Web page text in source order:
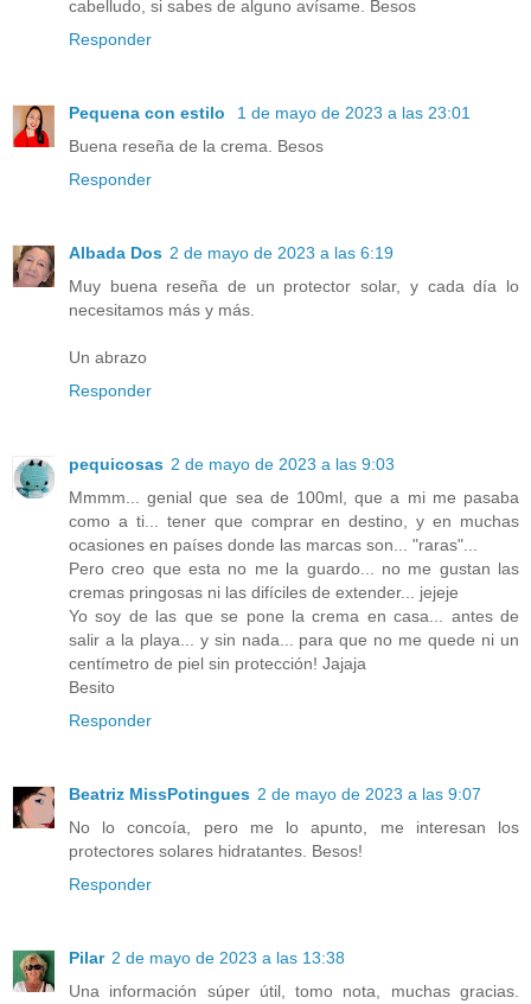
cabelludo, si sabes de alguno avísame. Besos
Responder
Pequena con estilo
1 de mayo de 2023 a las 23:01
Buena reseña de la crema. Besos
Responder
Albada Dos 2 de mayo de 2023 a las 6:19
Muy buena reseña de un protector solar, y cada día lo
necesitamos más y más.
Un abrazo
Responder
pequicosas 2 de mayo de 2023 a las 9:03
Mmmm... genial que sea de 100ml, que a mi me pasaba
como a ti... tener que comprar en destino, y en muchas
ocasiones en países donde las marcas son... "raras"...
Pero creo que esta no me la guardo... no me gustan las
cremas pringosas ni las difíciles de extender... jejeje
Yo soy de las que se pone la crema en casa... antes de
salir a la playa... y sin nada... para que no me quede ni un
centímetro de piel sin protección! Jajaja
Besito
Responder
Beatriz MissPotingues 2 de mayo de 2023 a las 9:07
No lo concoía, pero me lo apunto, me interesan los
protectores solares hidratantes. Besos!
Responder
Pilar 2 de mayo de 2023 a las 13:38
Una información súper útil, tomo nota, muchas gracias.